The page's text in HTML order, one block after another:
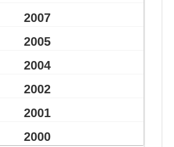
2007
2005
2004
2002
2001
2000